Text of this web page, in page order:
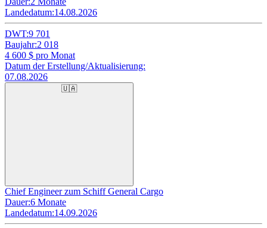
Landedatum:14.08.2026
DWT:9 701
Baujahr:2 018
4 600 $ pro Monat
Datum der Erstellung/Aktualisierung:
07.08.2026
🇺🇦
Chief Engineer zum Schiff General Cargo
Dauer:6 Monate
Landedatum:14.09.2026